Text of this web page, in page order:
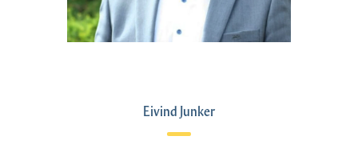
Eivind Junker